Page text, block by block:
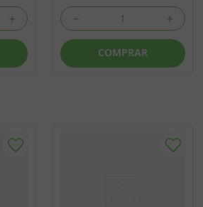
＋ ＋
－
COMPRAR